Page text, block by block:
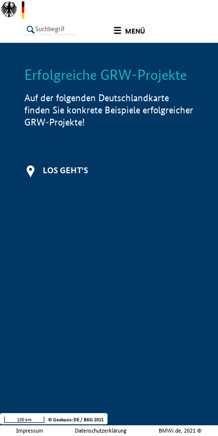
MENÜ
LISTE Info
Erfolgreiche GRW-Projekte
Auf der folgenden Deutschlandkarte
finden Sie konkrete Beispiele erfolgreicher
GRW-Projekte!
LOS GEHT'S
Impressum Datenschutzerklärung BMWi.de, 2021 ©
100 km © Geobasis-DE / BKG 2015